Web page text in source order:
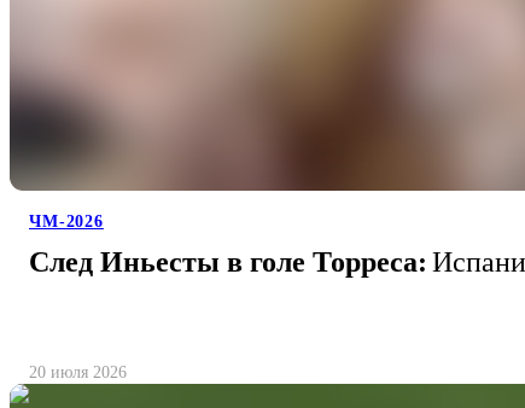
ЧМ-2026
След Иньесты в голе Торреса:
20 июля 2026